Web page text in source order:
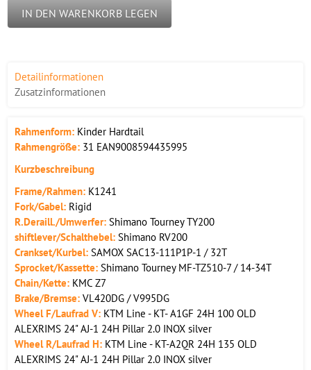
IN DEN WARENKORB LEGEN
Detailinformationen
Zusatzinformationen
Rahmenform: Kinder Hardtail
Rahmengröße: 31 EAN9008594435995
Kurzbeschreibung
Frame/Rahmen: K1241
Fork/Gabel: Rigid
R.Deraill./Umwerfer: Shimano Tourney TY200
shiftlever/Schalthebel: Shimano RV200
Crankset/Kurbel: SAMOX SAC13-111P1P-1 / 32T
Sprocket/Kassette: Shimano Tourney MF-TZ510-7 / 14-34T
Chain/Kette: KMC Z7
Brake/Bremse: VL420DG / V995DG
Wheel F/Laufrad V: KTM Line - KT- A1GF 24H 100 OLD
ALEXRIMS 24" AJ-1 24H Pillar 2.0 INOX silver
Wheel R/Laufrad H: KTM Line - KT-A2QR 24H 135 OLD
ALEXRIMS 24" AJ-1 24H Pillar 2.0 INOX silver